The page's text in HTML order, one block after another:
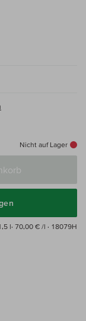
Nicht auf Lager
l· 70,00 € /l · 18079H